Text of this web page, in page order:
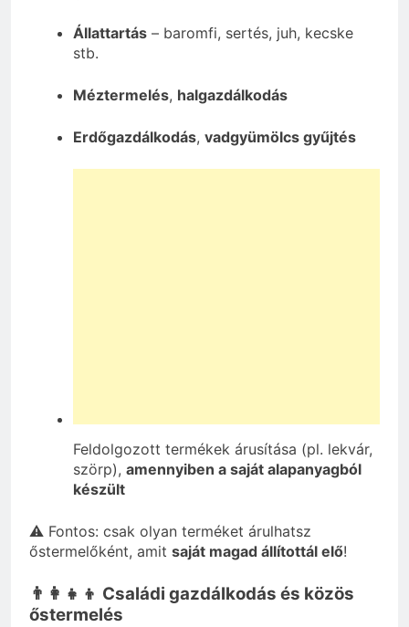
Állattartás – baromfi, sertés, juh, kecske
stb.
Méztermelés, halgazdálkodás
Erdőgazdálkodás, vadgyümölcs gyűjtés
Feldolgozott termékek árusítása (pl. lekvár,
szörp), amennyiben a saját alapanyagból
készült
⚠️ Fontos: csak olyan terméket árulhatsz
őstermelőként, amit saját magad állítottál elő!
👨‍👩‍👧‍👦 Családi gazdálkodás és közös
őstermelés